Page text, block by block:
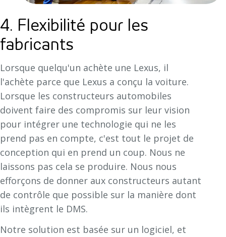
4. Flexibilité pour les
fabricants
Lorsque quelqu'un achète une Lexus, il
l'achète parce que Lexus a conçu la voiture.
Lorsque les constructeurs automobiles
doivent faire des compromis sur leur vision
pour intégrer une technologie qui ne les
prend pas en compte, c'est tout le projet de
conception qui en prend un coup. Nous ne
laissons pas cela se produire. Nous nous
efforçons de donner aux constructeurs autant
de contrôle que possible sur la manière dont
ils intègrent le DMS.
Notre solution est basée sur un logiciel, et